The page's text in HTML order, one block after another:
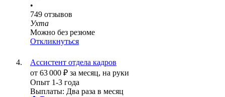
•
749 отзывов
Ухта
Можно без резюме
Откликнуться
Ассистент отдела кадров
от 63 000 ₽ за месяц, на руки
Опыт 1-3 года
Выплаты: Два раза в месяц